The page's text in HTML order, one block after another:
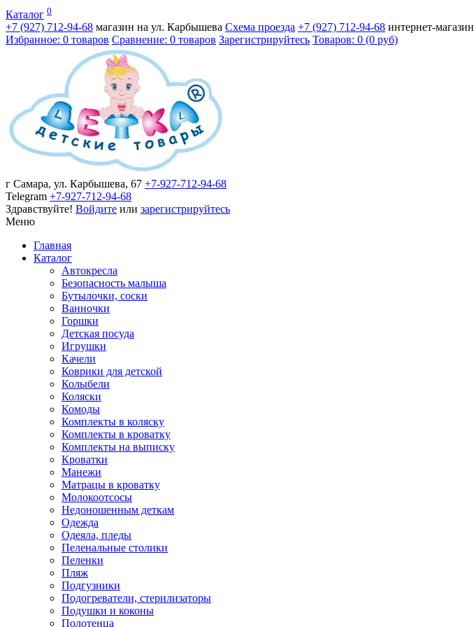
Каталог 0
+7 (927) 712-94-68 магазин на ул. Карбышева Схема проезда +7 (927) 712-94-68 интернет-магазин
Избранное: 0 товаров Сравнение: 0 товаров Зарегистрируйтесь Товаров: 0 (0 руб)
г Самара, ул. Карбышева, 67 +7-927-712-94-68
Telegram +7-927-712-94-68
Здравствуйте! Войдите или зарегистрируйтесь
Меню
Главная
Каталог
Автокресла
Безопасность малыша
Бутылочки, соски
Ванночки
Горшки
Детская посуда
Игрушки
Качели
Коврики для детской
Колыбели
Коляски
Комоды
Комплекты в коляску
Комплекты в кроватку
Комплекты на выписку
Кроватки
Манежи
Матрацы в кроватку
Молокоотсосы
Недоношенным деткам
Одежда
Одеяла, пледы
Пеленальные столики
Пеленки
Пляж
Подгузники
Подогреватели, стерилизаторы
Подушки и коконы
Полотенца